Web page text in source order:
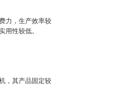
力，生产效率较
用性较低。
，其产品固定较